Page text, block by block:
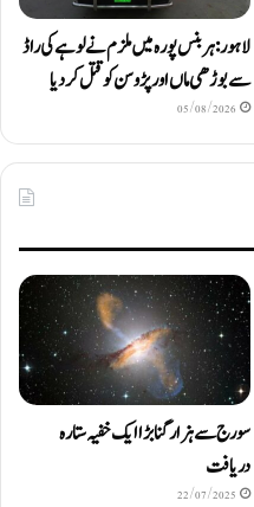
لاہور: ہربنس پورہ میں ملزم نے لوہے کی راڈ
سے بوڑھی ماں اور پڑوسن کو قتل کر دیا
05/08/2026
سورج سے ہزار گنا بڑا ایک خفیہ ستارہ
دریافت
22/07/2025